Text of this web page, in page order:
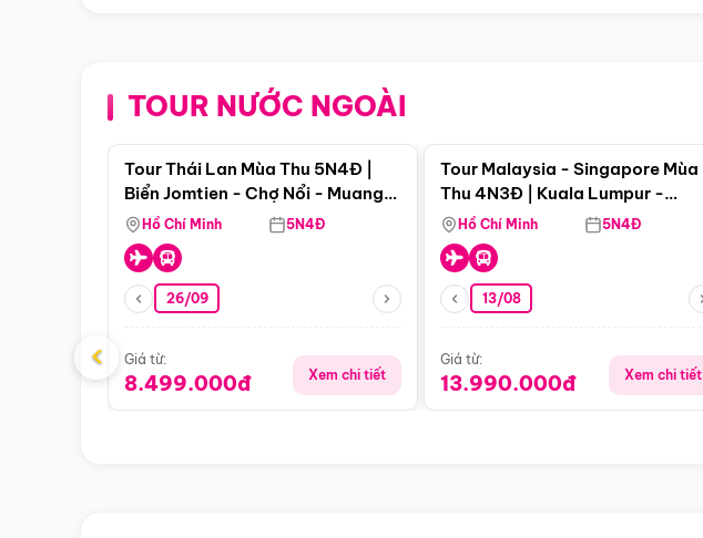
TOUR NƯỚC NGOÀI
Điểm nổi bật
Tour Thái Lan Mùa Thu 5N4Đ |
Biển Jomtien - Chợ Nổi - Muang
Boran - Suanthai
Hồ Chí Minh 5N4Đ
26/09
Giá từ:
8.499.000đ Xem chi tiết
Tour Malaysia - Singapore Mùa
Thu 4N3Đ | Kuala Lumpur -
Malacca - Johor Baru -
Singapore
Hồ Chí Minh 5N4Đ
13/08
Giá từ:
13.990.000đ Xem chi tiết
‹